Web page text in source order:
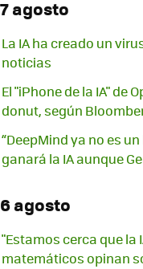
agosto
La IA ha creado un
noticias
El "iPhone de la IA" de
donut, según
“DeepMind ya no es
ganará la IA aunque
agosto
"Estamos cerca que la
matemáticos opinan